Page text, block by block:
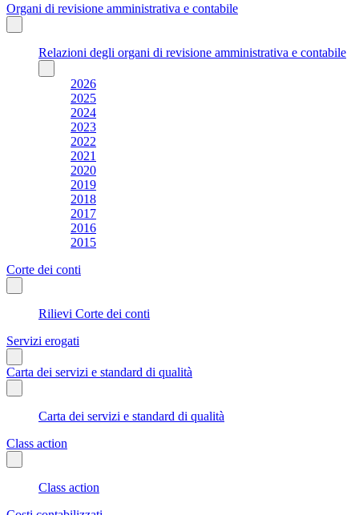
Organi di revisione amministrativa e contabile
Relazioni degli organi di revisione amministrativa e contabile
2026
2025
2024
2023
2022
2021
2020
2019
2018
2017
2016
2015
Corte dei conti
Rilievi Corte dei conti
Servizi erogati
Carta dei servizi e standard di qualità
Carta dei servizi e standard di qualità
Class action
Class action